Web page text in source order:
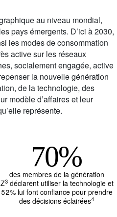
au niveau mondial,
pays émergents. D’ici à 2030,
les modes de consommation
active sur les réseaux
socialement engagée, active
la nouvelle génération
de la technologie, des
modèle d’affaires et leur
représente.
70%
des membres de la génération
Z3déclarent utiliser la technologie et
52% lui font confiance pour prendre
des décisions éclairées4